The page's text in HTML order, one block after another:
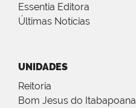
Essentia Editora
Últimas Notícias
UNIDADES
Reitoria
Bom Jesus do Itabapoana